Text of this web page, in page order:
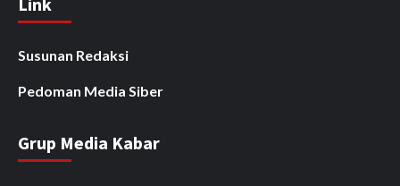
Susunan Redaksi
Pedoman Media Siber
Grup Media Kabar